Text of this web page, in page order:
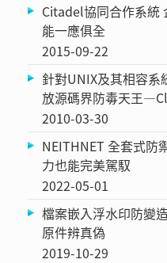
Citadel協同合作系統
能一應俱全
2015-09-22
針對UNIX及其相容
放源碼界防毒天王
2010-03-30
NEITHNET 全套式
力也能完美駕馭
2022-05-01
檔案嵌入浮水印防變
原件辨真偽
2019-10-29